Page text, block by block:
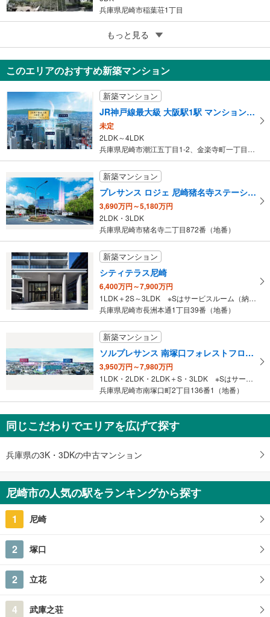
兵庫県尼崎市稲葉荘1丁目
成約でもらえる
武庫之荘パークマンション
980万円
3LDK
もっと見る
このエリアのおすすめ新築マンション
新築マンション
JR神戸線最大級 大阪駅1駅 マンションプロジェクト
未定
2LDK～4LDK
兵庫県尼崎市潮江五丁目1-2、金楽寺町一丁目2-1（地番）
新築マンション
プレサンス ロジェ 尼崎猪名寺ステーションステージ
3,690万円～5,180万円
2LDK・3LDK
兵庫県尼崎市猪名寺二丁目872番（地番）
新築マンション
シティテラス尼崎
6,400万円～7,900万円
1LDK＋2S～3LDK ※Sはサービスルーム（納戸）です。
兵庫県尼崎市長洲本通1丁目39番（地番）
新築マンション
ソルプレサンス 南塚口フォレストフロント
3,950万円～7,980万円
1LDK・2LDK・2LDK＋S・3LDK ※Sはサービスルーム（納戸）です。
兵庫県尼崎市南塚口町2丁目136番1（地番）
同じこだわりでエリアを広げて探す
兵庫県の3K・3DKの中古マンション
尼崎市の人気の駅をランキングから探す
1 尼崎
2 塚口
2 立花
4 武庫之荘